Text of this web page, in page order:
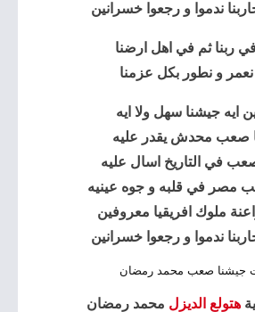
ندموا و رجعوا خسرانين
في ربنا ثم في اهل ارضنا
نعمر و نطور بكل عزمنا
ايه جيشنا سهل ولا ايه
صعب محدش يقدر عليه
في التاريخ اسال عليه
مصر في قلبه و جوه عينيه
ملوك افريقيا معروفين
ندموا و رجعوا خسرانين
جيشنا صعب محمد رمضان
هتولع الديزل محمد رمضان